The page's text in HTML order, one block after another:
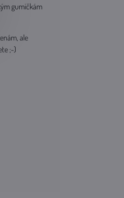
gumičkám
ale
;-)